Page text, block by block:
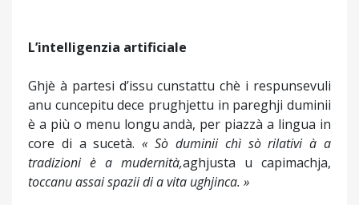
L’intelligenzia artificiale
Ghjè à partesi d’issu cunstattu chè i respunsevuli
anu cuncepitu dece prughjettu in pareghji duminii
è a più o menu longu andà, per piazzà a lingua in
core di a sucetà.« Sò duminii chì sò rilativi à a
tradizioni è a mudernità,aghjusta u capimachja,
toccanu assai spazii di a vita ughjinca. »